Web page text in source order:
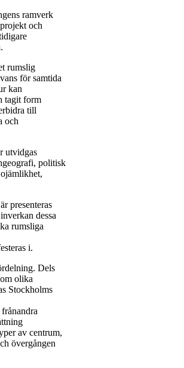
ramverk
och
rumslig
för samtida
kan
tagit form
till
och
utvidgas
politisk
presenteras
dessa
rumsliga
i.
Dels
olika
Stockholms
av centrum,
övergången